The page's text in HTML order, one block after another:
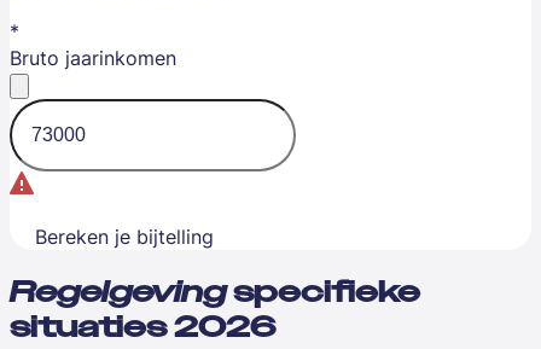
Bruto jaarinkomen
Bereken je bijtelling
Regelgevingspecifieke
situaties 2026